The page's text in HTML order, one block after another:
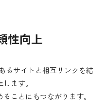
性向上
るサイトと相互リンクを結
します。
ことにもつながります。